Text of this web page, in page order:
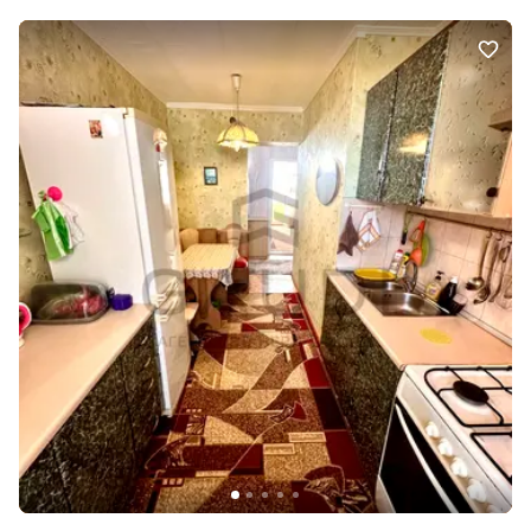
черзі. Телефонуйте, поки є вибір!